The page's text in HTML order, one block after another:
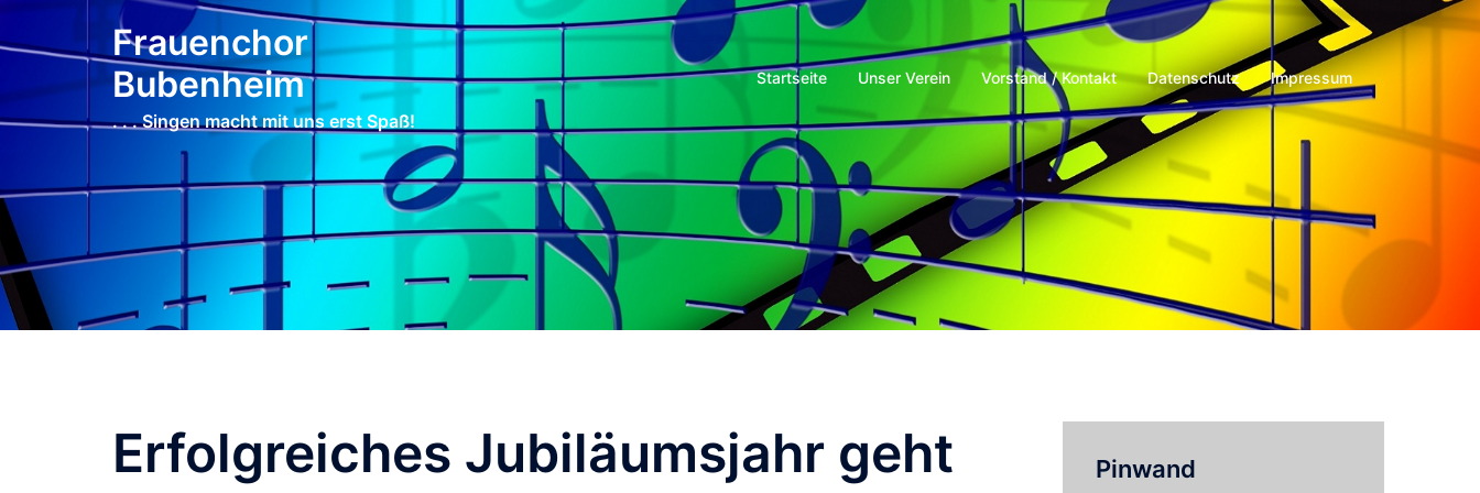
Zum
Inhalt
Frauenchor
Bubenheim
. . . Singen macht mit uns erst Spaß!
Startseite Unser Verein Vorstand / Kontakt Datenschutz Impressum
Erfolgreiches Jubiläumsjahr geht
Pinwand